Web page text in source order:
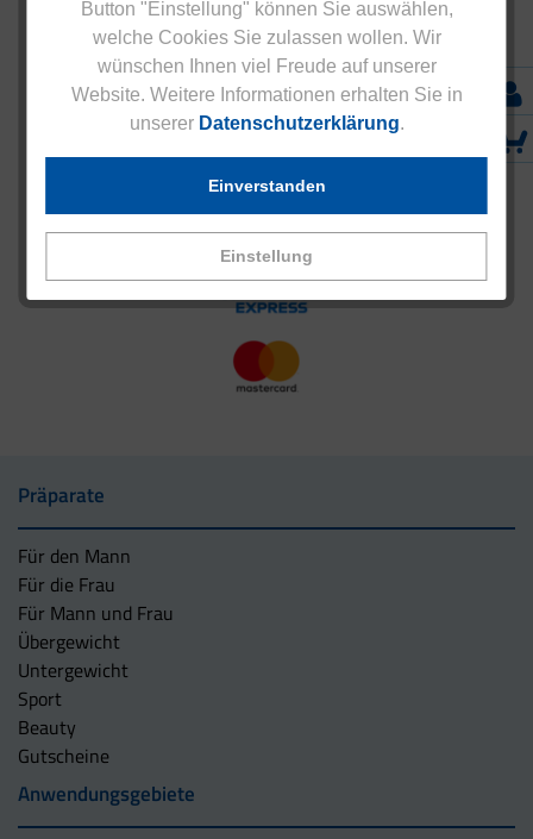
Button "Einstellung" können Sie auswählen,
welche Cookies Sie zulassen wollen. Wir
wünschen Ihnen viel Freude auf unserer
Website. Weitere Informationen erhalten Sie in
unserer Datenschutzerklärung.
Einstellung
Einverstanden
Präparate
Für den Mann
Für die Frau
Für Mann und Frau
Übergewicht
Untergewicht
Sport
Beauty
Gutscheine
Anwendungsgebiete